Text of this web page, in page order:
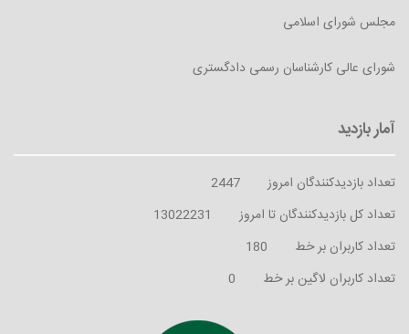
مجلس شورای اسلامی
شورای عالی کارشناسان رسمی دادگستری
تعداد بازدیدکنندگان امروز
2447
تعداد کل بازدیدکنندگان تا امروز
13022231
تعداد کاربران بر خط
180
تعداد کاربران لاگین بر خط
0